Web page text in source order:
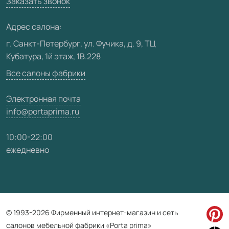
Карта сайта
Адрес салона:
г. Санкт-Петербург, ул. Фучика, д. 9, ТЦ
Кубатура, 1й этаж, 1В.228
Все салоны фабрики
Электронная почта
info@portaprima.ru
10:00-22:00
ежедневно
© 1993-2026 Фирменный интернет-магазин и сеть
салонов мебельной фабрики «Porta prima»